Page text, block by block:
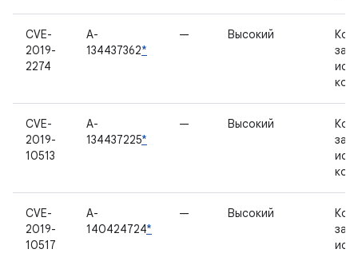
CVE-
2019-
2274
A-
134437362*
— Высокий
CVE-
2019-
10513
A-
134437225*
— Высокий
CVE-
2019-
10517
A-
140424724*
— Высокий